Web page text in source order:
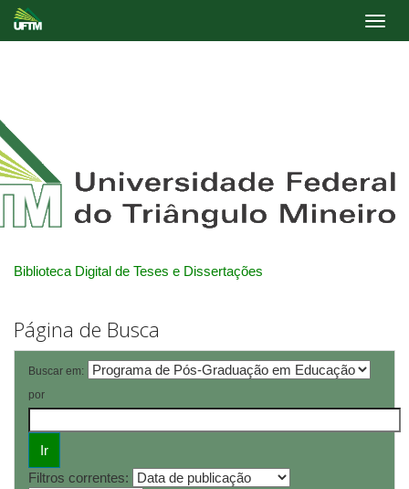
Biblioteca Digital de Teses e Dissertações
Página de Busca
Buscar em:
por
Filtros correntes: